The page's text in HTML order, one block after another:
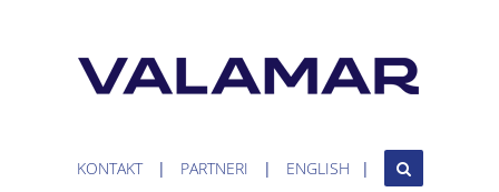
KONTAKT PARTNERI ENGLISH